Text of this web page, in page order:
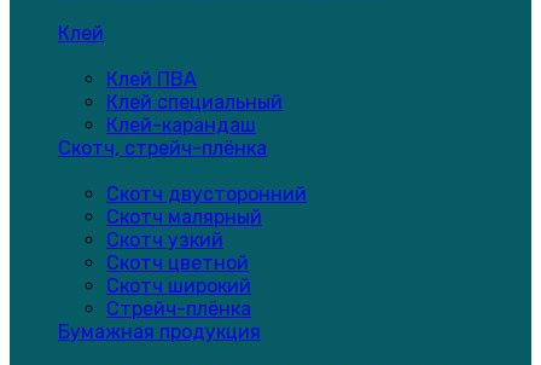
Клей
Клей ПВА
Клей специальный
Клей-карандаш
Скотч, стрейч-плёнка
Скотч двусторонний
Скотч малярный
Скотч узкий
Скотч цветной
Скотч широкий
Стрейч-плёнка
Бумажная продукция